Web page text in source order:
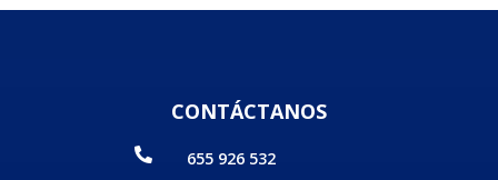
CONTÁCTANOS
 655 926 532